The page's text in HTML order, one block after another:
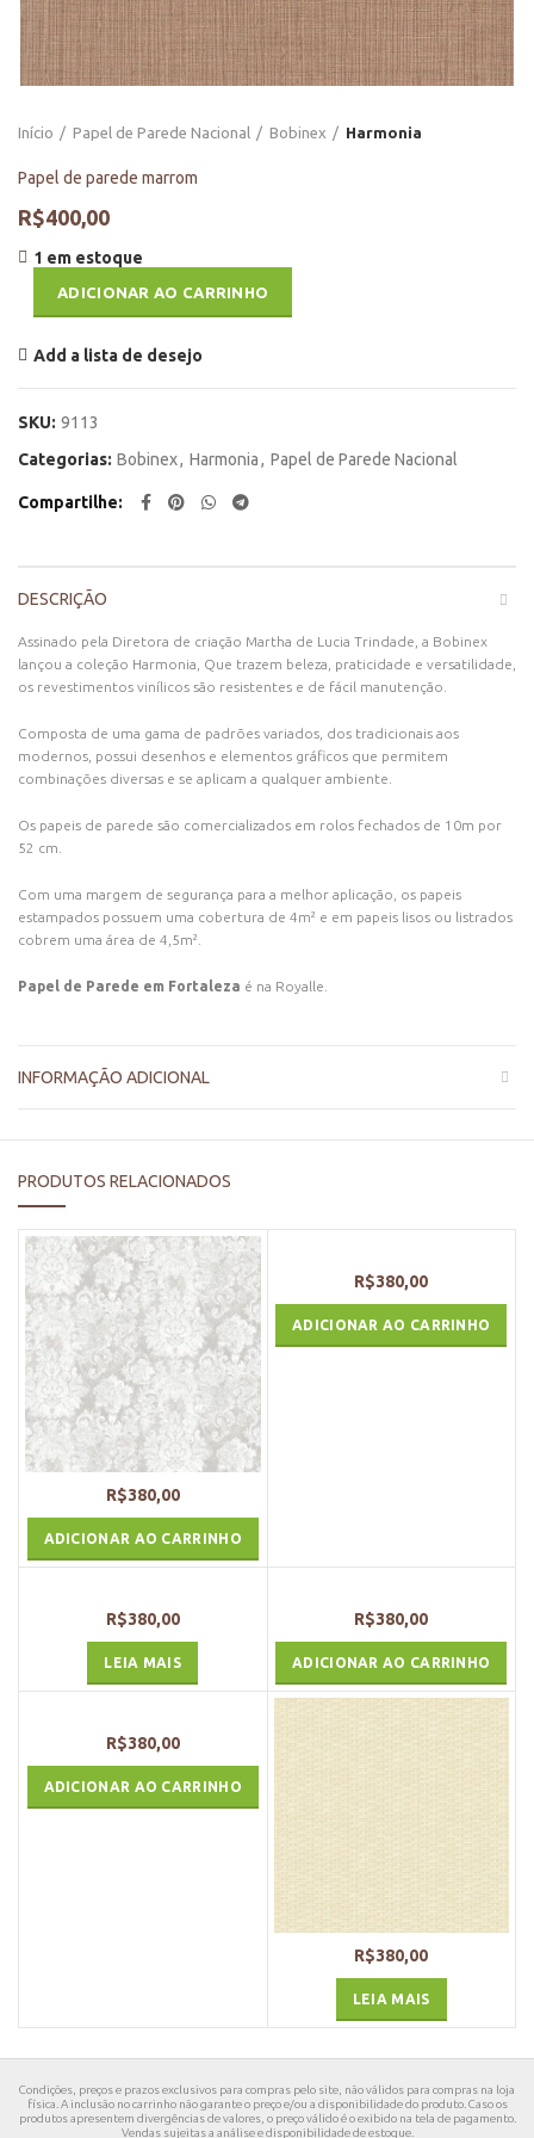
Início Papel de Parede Nacional Bobinex Harmonia
Papel de parede marrom
R$400,00
1 em estoque
ADICIONAR AO CARRINHO
Add a lista de desejo
SKU: 9113
Categorias: Bobinex, Harmonia, Papel de Parede Nacional
Compartilhe
DESCRIÇÃO
Assinado pela Diretora de criação Martha de Lucia Trindade, a Bobinex
lançou a coleção Harmonia, Que trazem beleza, praticidade e versatilidade,
os revestimentos vinílicos são resistentes e de fácil manutenção.
Composta de uma gama de padrões variados, dos tradicionais aos
modernos, possui desenhos e elementos gráficos que permitem
combinações diversas e se aplicam a qualquer ambiente.
Os papeis de parede são comercializados em rolos fechados de 10m por
52 cm.
Com uma margem de segurança para a melhor aplicação, os papeis
estampados possuem uma cobertura de 4m² e em papeis lisos ou listrados
cobrem uma área de 4,5m².
Papel de Parede em Fortaleza é na Royalle.
INFORMAÇÃO ADICIONAL
PRODUTOS RELACIONADOS
R$380,00
ADICIONAR AO CARRINHO
R$380,00
ADICIONAR AO CARRINHO
R$380,00
LEIA MAIS
R$380,00
ADICIONAR AO CARRINHO
R$380,00
ADICIONAR AO CARRINHO
R$380,00
LEIA MAIS
Condições, preços e prazos exclusivos para compras pelo site, não válidos para compras na loja
física. A inclusão no carrinho não garante o preço e/ou a disponibilidade do produto. Caso os
produtos apresentem divergências de valores, o preço válido é o exibido na tela de pagamento.
Vendas sujeitas a análise e disponibilidade de estoque.